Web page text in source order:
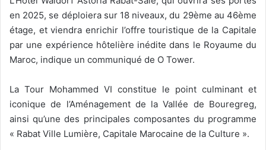
en 2025, se déploiera sur 18 niveaux, du 29ème au 46ème
étage, et viendra enrichir l’offre touristique de la Capitale
par une expérience hôtelière inédite dans le Royaume du
Maroc, indique un communiqué de O Tower.
La Tour Mohammed VI constitue le point culminant et
iconique de l’Aménagement de la Vallée de Bouregreg,
ainsi qu’une des principales composantes du programme
« Rabat Ville Lumière, Capitale Marocaine de la Culture ».